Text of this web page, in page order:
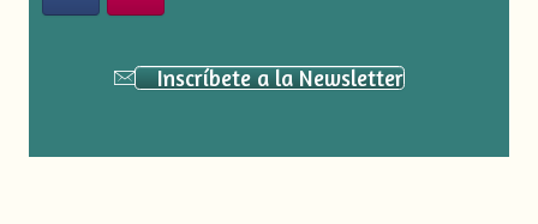
Inscríbete a la Newsletter